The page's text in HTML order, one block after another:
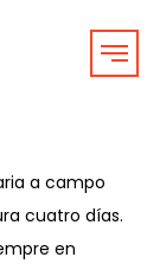
a campo
cuatro días.
en